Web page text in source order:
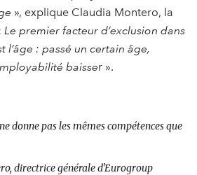
», explique Claudia Montero, la
Le premier facteur d’exclusion dans
l’âge : passé un certain âge,
baisser ».
donne pas les mêmes compétences que
directrice générale d'Eurogroup